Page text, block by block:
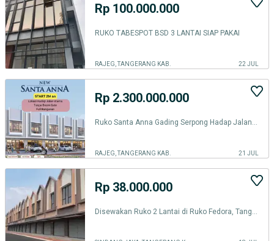
Rp 100.000.000
RUKO TABESPOT BSD 3 LANTAI SIAP PAKAI
RAJEG, TANGERANG KAB. 22 JUL
Rp 2.300.000.000
RAJEG, TANGERANG KAB. 21 JUL
Rp 38.000.000